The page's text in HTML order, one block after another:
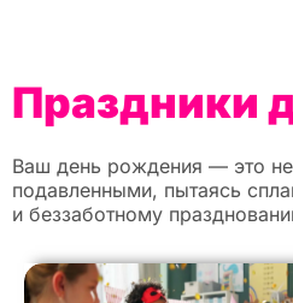
Праздники
Ваш день рождения — это не
подавленными, пытаясь
и беззаботному